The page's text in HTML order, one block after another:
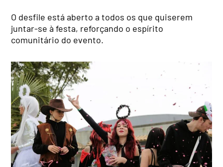
O desfile está aberto a todos os que quiserem
juntar-se à festa, reforçando o espírito
comunitário do evento.